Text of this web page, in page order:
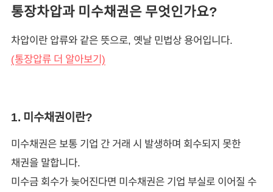
통장차압과 미수채권은 무엇인가요?
차압이란 압류와 같은 뜻으로, 옛날 민법상 용어입니다.
(통장압류 더 알아보기)
1. 미수채권이란?
미수채권은 보통 기업 간 거래 시 발생하며 회수되지 못한
채권을 말합니다.
미수금 회수가 늦어진다면 미수채권은 기업 부실로 이어질 수